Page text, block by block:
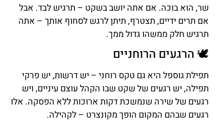
שר, הוא בוכה. אם אתה יושב בשקט – תרגיש לבד. אבל
אם תרים ידיים, תצטרף, תיתן לרגש לסחוף אותך – אתה
תרגיש חלק ממשהו גדול ממך.
🕊️ הרגעים הרוחניים
תפילת גוספל היא גם טקס רוחני – יש דרשות, יש פרקי
תפילה, יש רגעים של שקט שבו הקהל עוצם עיניים, ויש
רגעים של שירה שנמשכת דקות ארוכות ללא הפסקה. אלו
רגעים שבהם המקום הופך מקונצרט – לקהילה.